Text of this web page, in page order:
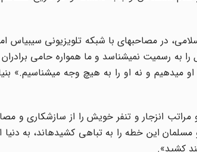
در مصاحبه‏ای با شبکه تلویزیونی
را به رسمیت نمی‏شناسد و ما همواره حامی
و نه او را به هیچ وجه می‏شناسیم.»
انزجار و تنفر خویش را از سازش‏کاری و
این خطه را به تباهی کشیده‏اند، به دنیا
کشید».